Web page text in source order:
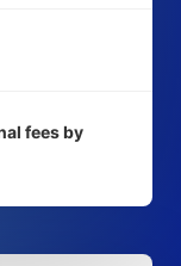
fees by